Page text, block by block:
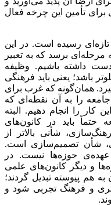
تأمین این چرخه فعال
تازه‌ای رسیده است. در این
مرحله‌ای برسد که به تعبیر
داشته باشیم. وظیفه
باشد؛ یعنی باید فرهنگی
همان‌گونه که غرب برای
را به آن نقطه‌ای که
کار را انجام دهیم. البته
باید در کانون‌های
شأنی بالاتر از
شأن تصمیم‌سازی است.
حوزه‌ها نیست. در
و دیگر کانون‌های علمی
به هم پیوسته تبدیل گردند؛
و فرهنگ تجربی شود و